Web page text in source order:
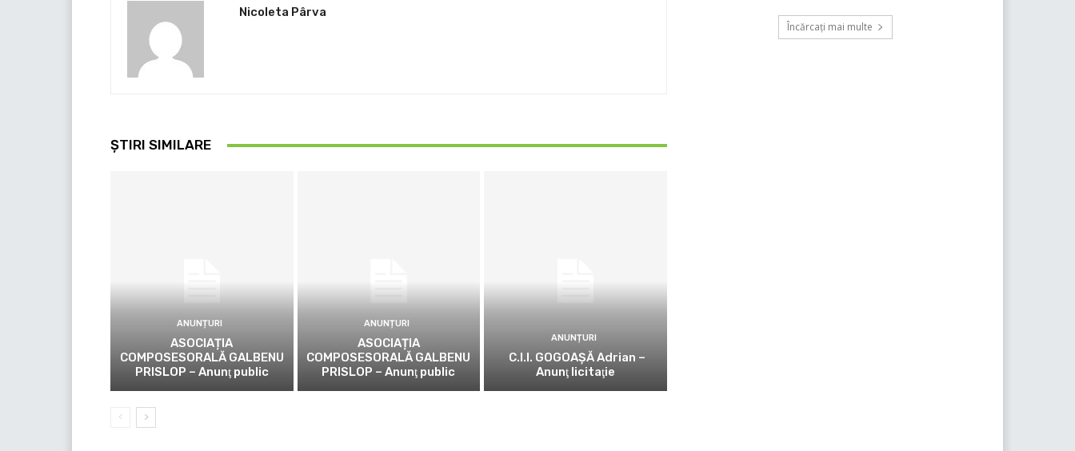
Nicoleta Pârva
ȘTIRI SIMILARE
ANUNȚURI
ASOCIAȚIA
COMPOSESORALĂ GALBENU
PRISLOP – Anunţ public
ANUNȚURI
ASOCIAȚIA
COMPOSESORALĂ GALBENU
PRISLOP – Anunţ public
ANUNȚURI
C.I.I. GOGOAŞĂ Adrian –
Anunţ licitaţie
Încărcați mai multe